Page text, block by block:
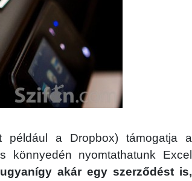
például a Dropbox) támogatja a
nyomtathatunk Excel
akár egy szerződést is,